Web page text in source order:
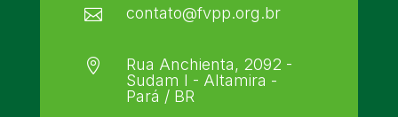
 contato@fvpp.org.br

Rua Anchienta, 2092 -
Sudam I - Altamira -
Pará / BR